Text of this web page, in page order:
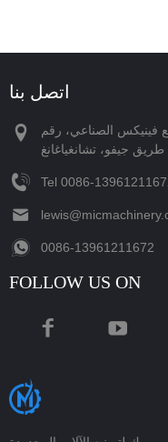
اتصل بنا
22 تم إطلاق مجمع فينيكس الصناعي، رقم
Tel ‪0086-
‪0086-13961211672‬
FOLLOW US ON